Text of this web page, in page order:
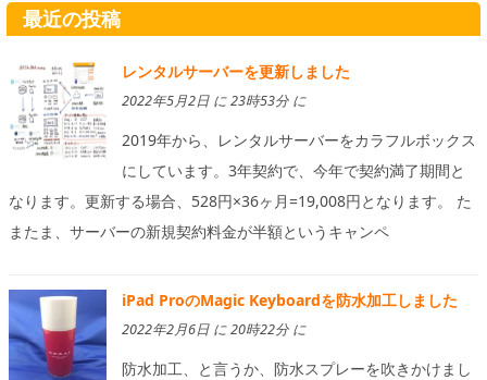
最近の投稿
レンタルサーバーを更新しました
2022年5月2日 に 23時53分 に
2019年から、レンタルサーバーをカラフルボックス
にしています。3年契約で、今年で契約満了期間と
なります。更新する場合、528円×36ヶ月=19,008円となります。 た
またま、サーバーの新規契約料金が半額というキャンペ
iPad ProのMagic Keyboardを防水加工しました
2022年2月6日 に 20時22分 に
防水加工、と言うか、防水スプレーを吹きかけまし